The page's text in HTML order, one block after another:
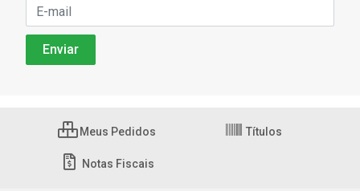
Meus Pedidos Títulos
Notas Fiscais